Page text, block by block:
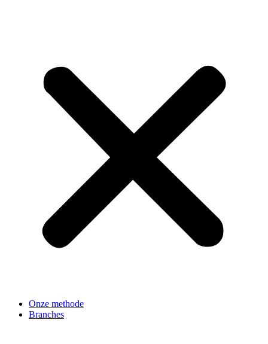
Onze methode
Branches